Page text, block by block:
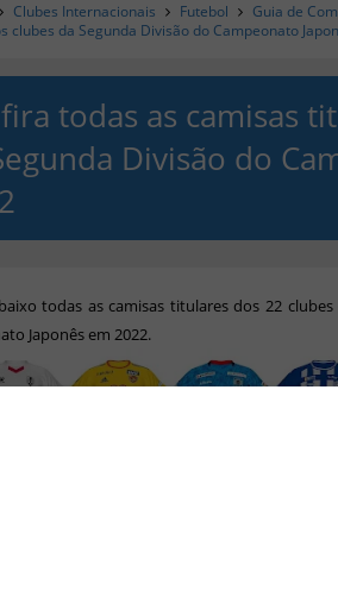
Clubes Internacionais Futebol Guia de
clubes da Segunda Divisão do Campeonato
todas as camisas
Divisão do
todas as camisas titulares dos 22
Japonês em 2022.